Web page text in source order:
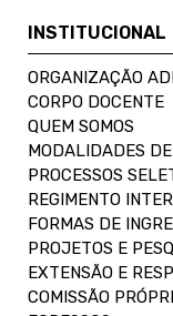
INSTITUCIONAL
ORGANIZAÇÃO
CORPO DOCENTE
QUEM SOMOS
MODALIDADES
PROCESSOS
REGIMENTO
FORMAS DE
PROJETOS E
EXTENSÃO E
COMISSÃO